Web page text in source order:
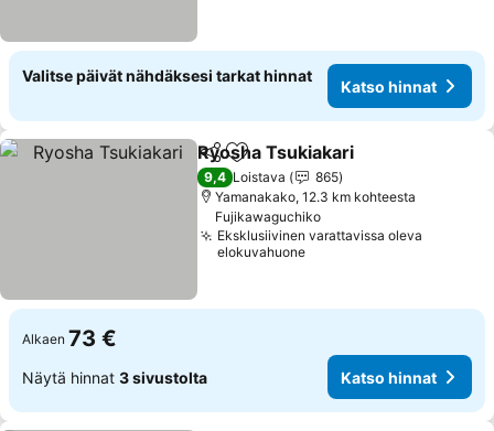
Valitse päivät nähdäksesi tarkat hinnat
Katso hinnat
Jaa Lisää suosikkeihin
Ryosha Tsukiakari
9,4 Loistava
865
Yamanakako, 12.3 km kohteesta
Fujikawaguchiko
Eksklusiivinen varattavissa oleva
elokuvahuone
Alkaen 73 €
Näytä hinnat 3 sivustolta Katso hinnat